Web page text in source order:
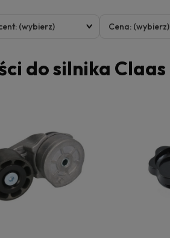
(wybierz) Cena: (wybierz)
do silnika Claas